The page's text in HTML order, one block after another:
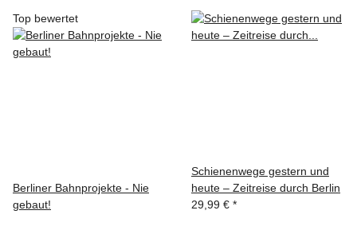
Top bewertet
Berliner Bahnprojekte - Nie
gebaut!
Schienenwege gestern und
heute – Zeitreise durch Berlin
29,99 € *